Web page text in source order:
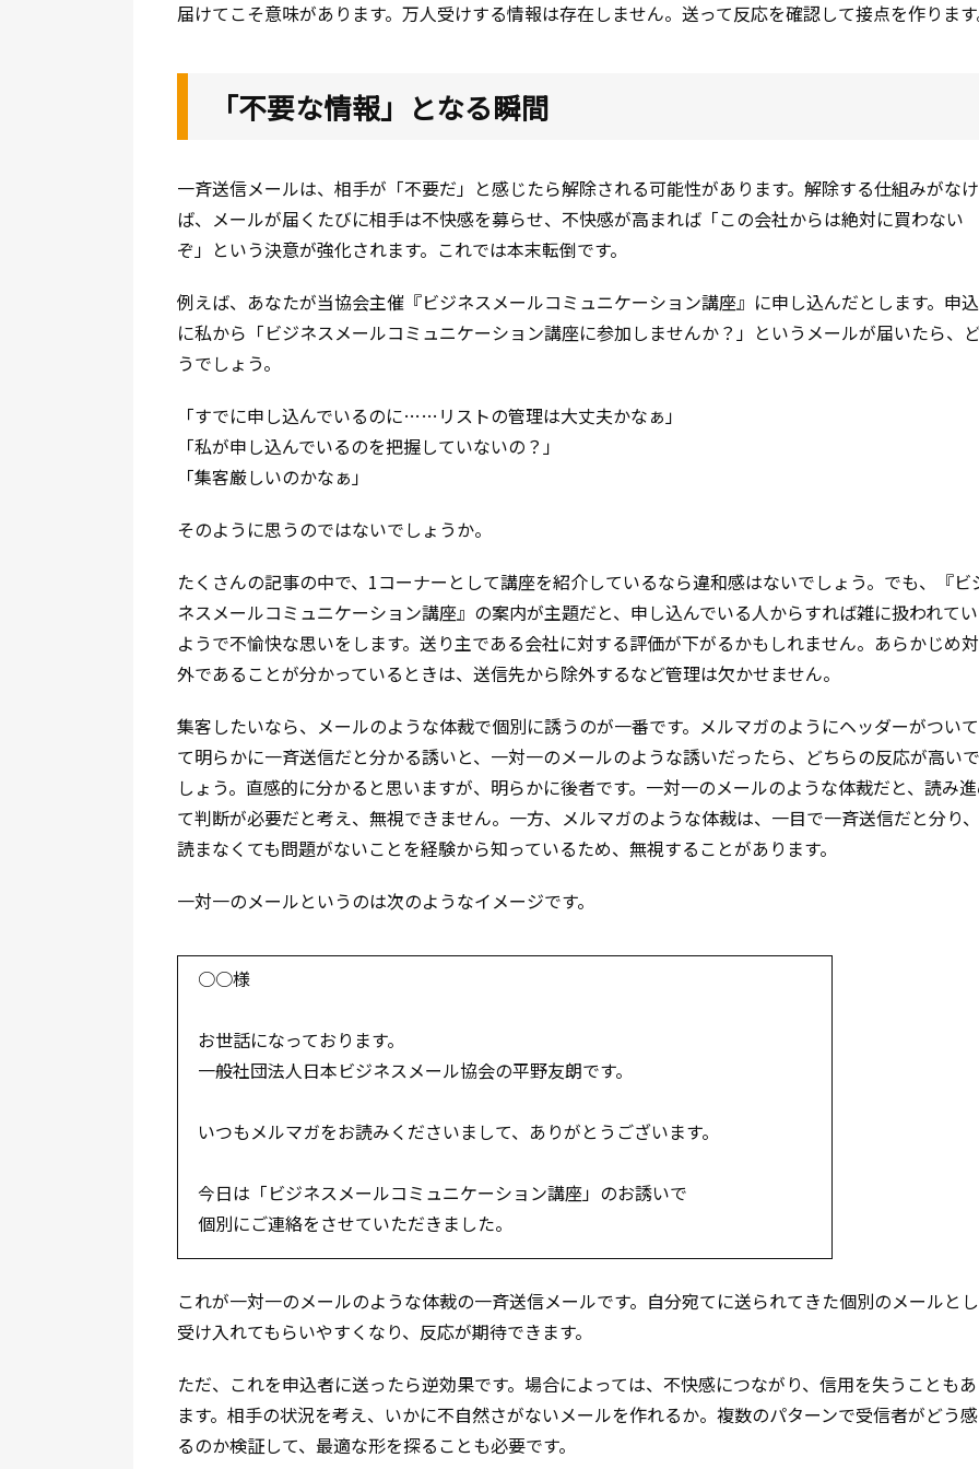
届けてこそ意味があります。万人受けする情報は存在しません。送って反応を確認して接点を作ります
「不要な情報」となる瞬間
一斉送信メールは、相手が「不要だ」と感じたら解除される可能性があります。解除する仕組みがな
ば、メールが届くたびに相手は不快感を募らせ、不快感が高まれば「この会社からは絶対に買わない
ぞ」という決意が強化されます。これでは本末転倒です。
例えば、あなたが当協会主催『ビジネスメールコミュニケーション講座』に申し込んだとします。申
に私から「ビジネスメールコミュニケーション講座に参加しませんか？」というメールが届いたら、
うでしょう。
「すでに申し込んでいるのに……リストの管理は大丈夫かなぁ」
「私が申し込んでいるのを把握していないの？」
「集客厳しいのかなぁ」
そのように思うのではないでしょうか。
たくさんの記事の中で、1コーナーとして講座を紹介しているなら違和感はないでしょう。でも、『ビ
ネスメールコミュニケーション講座』の案内が主題だと、申し込んでいる人からすれば雑に扱われて
ようで不愉快な思いをします。送り主である会社に対する評価が下がるかもしれません。あらかじめ
外であることが分かっているときは、送信先から除外するなど管理は欠かせません。
集客したいなら、メールのような体裁で個別に誘うのが一番です。メルマガのようにヘッダーがつい
て明らかに一斉送信だと分かる誘いと、一対一のメールのような誘いだったら、どちらの反応が高いで
しょう。直感的に分かると思いますが、明らかに後者です。一対一のメールのような体裁だと、読み
て判断が必要だと考え、無視できません。一方、メルマガのような体裁は、一目で一斉送信だと分り、
読まなくても問題がないことを経験から知っているため、無視することがあります。
一対一のメールというのは次のようなイメージです。
○○様
お世話になっております。
一般社団法人日本ビジネスメール協会の平野友朗です。
いつもメルマガをお読みくださいまして、ありがとうございます。
今日は「ビジネスメールコミュニケーション講座」のお誘いで
個別にご連絡をさせていただきました。
これが一対一のメールのような体裁の一斉送信メールです。自分宛てに送られてきた個別のメールと
受け入れてもらいやすくなり、反応が期待できます。
ただ、これを申込者に送ったら逆効果です。場合によっては、不快感につながり、信用を失うこともあ
ます。相手の状況を考え、いかに不自然さがないメールを作れるか。複数のパターンで受信者がどう
るのか検証して、最適な形を探ることも必要です。